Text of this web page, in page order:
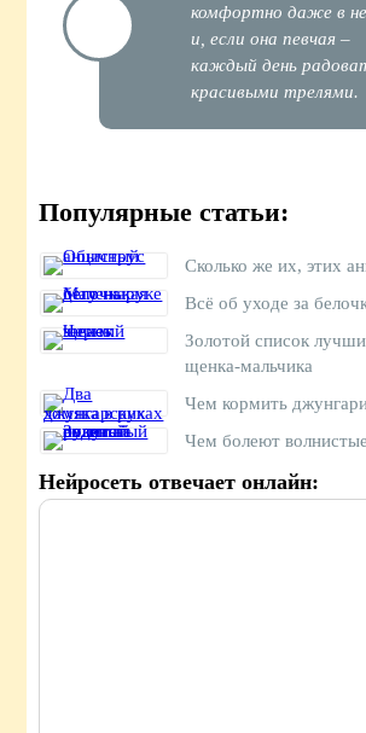
комфортно даже в
и, если она певчая –
каждый день
красивыми трелями.
Популярные статьи:
Сколько же их, этих
Всё об уходе за
Золотой список
щенка-мальчика
Чем кормить
Чем болеют
Нейросеть отвечает онлайн: